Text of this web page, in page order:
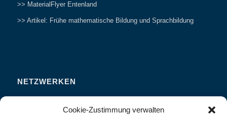
Cookie-Zustimmung verwalten
>> MaterialFlyer Entenland
>> Artikel: Frühe mathematische Bildung und Sprachbildung
NETZWERKEN